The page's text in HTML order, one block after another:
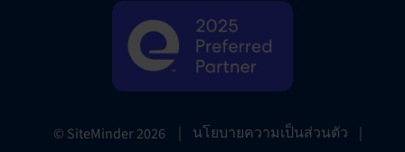
© SiteMinder2026 | นโยบายความเป็นส่วนตัว |